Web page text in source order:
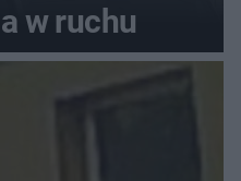
w ruchu